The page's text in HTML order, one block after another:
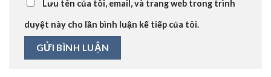
Lưu tên của tôi, email, và trang web trong trình
duyệt này cho lần bình luận kế tiếp của tôi.